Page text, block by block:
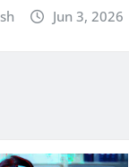
Jun 3, 2026